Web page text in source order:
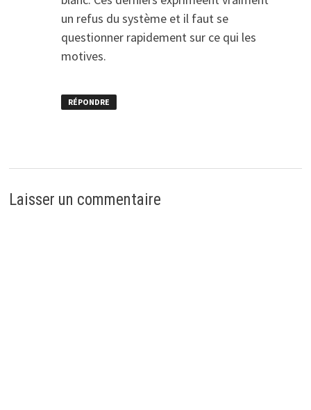
un refus du système et il faut se
questionner rapidement sur ce qui les
motives.
RÉPONDRE
Laisser un commentaire